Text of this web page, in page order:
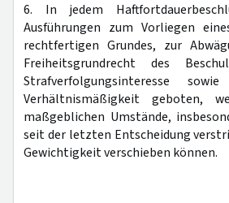
6. In jedem
Ausführungen zum Vorliegen
rechtfertigen Grundes, zur
Freiheitsgrundrecht des
Strafverfolgungsinteresse
Verhältnismäßigkeit geboten,
maßgeblichen Umstände,
seit der letzten Entscheidung
Gewichtigkeit verschieben können.